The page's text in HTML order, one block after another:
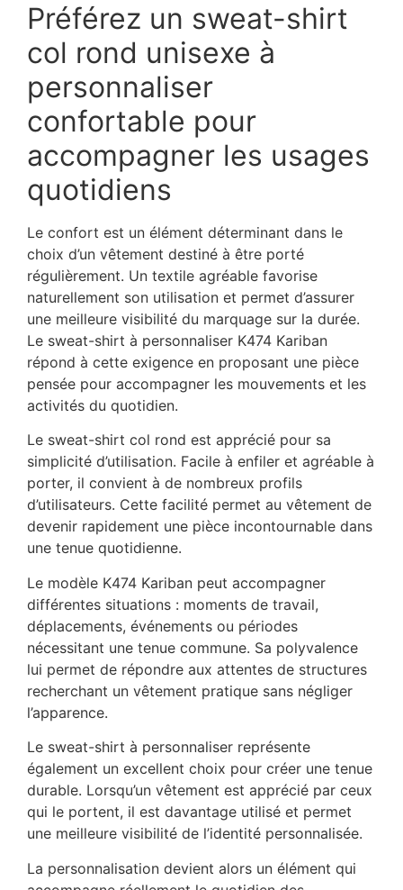
Préférez un sweat-shirt
col rond unisexe à
personnaliser
confortable pour
accompagner les usages
quotidiens
Le confort est un élément déterminant dans le
choix d’un vêtement destiné à être porté
régulièrement. Un textile agréable favorise
naturellement son utilisation et permet d’assurer
une meilleure visibilité du marquage sur la durée.
Le sweat-shirt à personnaliser K474 Kariban
répond à cette exigence en proposant une pièce
pensée pour accompagner les mouvements et les
activités du quotidien.
Le sweat-shirt col rond est apprécié pour sa
simplicité d’utilisation. Facile à enfiler et agréable à
porter, il convient à de nombreux profils
d’utilisateurs. Cette facilité permet au vêtement de
devenir rapidement une pièce incontournable dans
une tenue quotidienne.
Le modèle K474 Kariban peut accompagner
différentes situations : moments de travail,
déplacements, événements ou périodes
nécessitant une tenue commune. Sa polyvalence
lui permet de répondre aux attentes de structures
recherchant un vêtement pratique sans négliger
l’apparence.
Le sweat-shirt à personnaliser représente
également un excellent choix pour créer une tenue
durable. Lorsqu’un vêtement est apprécié par ceux
qui le portent, il est davantage utilisé et permet
une meilleure visibilité de l’identité personnalisée.
La personnalisation devient alors un élément qui